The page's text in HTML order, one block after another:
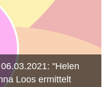
"Helen
Loos ermittelt